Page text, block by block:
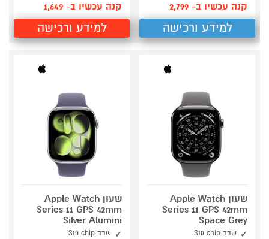
קנה עכשיו ב- 2,799
למידע ורכישה
קנה עכשיו ב- 1,649
למידע ורכישה
שעון Apple Watch
Series 11 GPS 42mm
Space Grey
שבב S10 chip
שעון Apple Watch
Series 11 GPS 42mm
Silver Alumini
שבב S10 chip